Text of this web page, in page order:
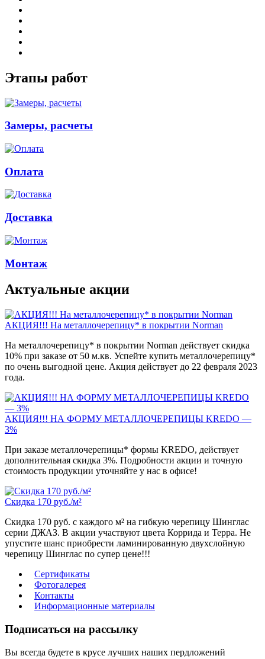
Этапы работ
Замеры, расчеты
Оплата
Доставка
Монтаж
Актуальные акции
АКЦИЯ!!! На металлочерепицу* в покрытии Norman
На металлочерепицу* в покрытии Norman действует скидка
10% при заказе от 50 м.кв. Успейте купить металлочерепицу*
по очень выгодной цене. Акция действует до 22 февраля 2023
года.
АКЦИЯ!!! НА ФОРМУ МЕТАЛЛОЧЕРЕПИЦЫ KREDO —
3%
При заказе металлочерепицы* формы KREDO, действует
дополнительная скидка 3%. Подробности акции и точную
стоимость продукции уточняйте у нас в офисе!
Скидка 170 руб./м²
Скидка 170 руб. с каждого м² на гибкую черепицу Шинглас
серии ДЖАЗ. В акции участвуют цвета Коррида и Терра. Не
упустите шанс приобрести ламинированную двухслойную
черепицу Шинглас по супер цене!!!
Сертификаты
Фотогалерея
Контакты
Информационные материалы
Подписаться на рассылку
Вы всегда будете в крусе лучших наших пердложений